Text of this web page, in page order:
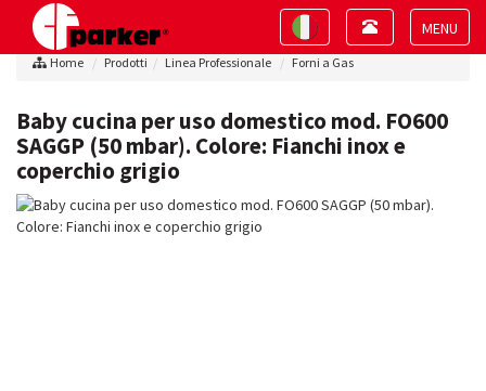
Toggle
Toggle
navigation
Toggle
navigation
Home Prodotti Linea Professionale Forni a Gas
Baby cucina per uso domestico mod. FO600
SAGGP (50 mbar). Colore: Fianchi inox e
coperchio grigio